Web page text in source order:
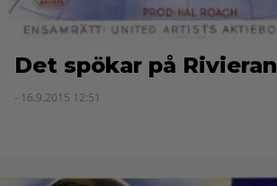
Det spökar på Rivieran
- 16.9.2015 12:51